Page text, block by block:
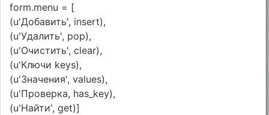
form.menu = [
(u'Добавить', insert),
(u'Удалить', pop),
(u'Очистить', clear),
(u'Ключи keys),
(u'Значения', values),
(u'Проверка, has_key),
(u'Найти', get)]